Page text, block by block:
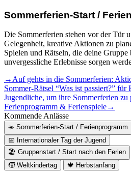
Sommerferien-Start /
Die Sommerferien stehen vor der Tür
Gelegenheit, kreative Aktionen zu
Spielen und Rätseln, die deine Gruppe
unvergessliche Erlebnisse sorgen
→Auf gehts in die Sommerferien:
Sommer-Rätsel “Was ist passiert?” für
Jugendliche, um ihre Sommerferien zu
Ferienprogramm & Ferienspiele→
Kommende Anlässe
☀️ Sommerferien-Start / Ferienprogramm
📅 Internationaler Tag der Jugend
🏖️ Gruppenstart / Start nach den Ferien
🧒 Weltkindertag 🍁 Herbstanfang